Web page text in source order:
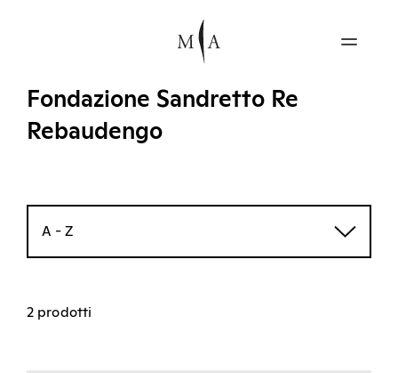
Fondazione Sandretto Re
Rebaudengo
A - Z
2 prodotti